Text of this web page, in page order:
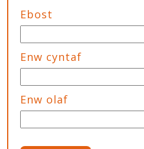
Ebost
Enw cyntaf
Enw olaf